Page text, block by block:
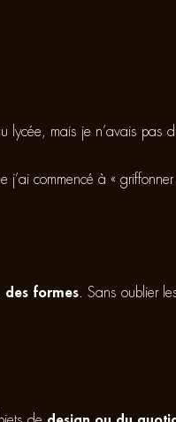
lycée, mais je n’avais pas
j’ai commencé à «
formes. Sans oublier